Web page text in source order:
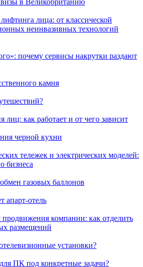
в Великобританию
лица: от классической
неинвазивных технологий
почему сервисы накрутки раздают
камня
лиц: как работает и от чего зависит
черной кухни
тележек и электрических моделей:
бизнеса
газовых баллонов
апарт-отель
компании: как отделить
размещений
установки?
ПК под конкретные задачи?